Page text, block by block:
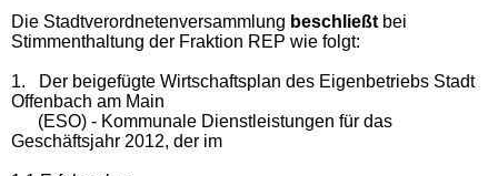
Die Stadtverordnetenversammlung beschließt bei
Stimmenthaltung der Fraktion REP wie folgt:
1. Der beigefügte Wirtschaftsplan des Eigenbetriebs Stadt
Offenbach am Main
(ESO) - Kommunale Dienstleistungen für das
Geschäftsjahr 2012, der im